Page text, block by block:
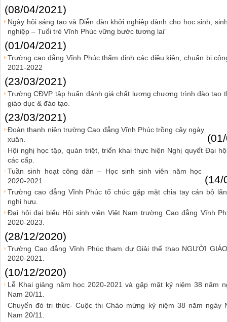
(08/04/2021)
Ngày hội sáng tạo và Diễn đàn khởi nghiệp dành cho học sinh,
nghiệp – Tuổi trẻ Vĩnh Phúc vững bước tương lai”
(01/04/2021)
Trường cao đẳng Vĩnh Phúc thẩm định các điều kiện, chuẩn bị
2021-2022
(23/03/2021)
Trường CĐVP tập huấn đánh giá chất lượng chương trình đào tạo
giáo dục & đào tạo.
(23/03/2021)
Đoàn thanh niên trường Cao đẳng Vĩnh Phúc trồng cây ngày
xuân.
Hội nghị học tập, quán triệt, triển khai thực hiện Nghị quyết Đại
các cấp.
Tuần sinh hoạt công dân – Học sinh sinh viên năm học
2020-2021
(14/
Trường cao đẳng Vĩnh Phúc tổ chức gặp mặt chia tay cán bộ
nghỉ hưu.
Đại hội đại biểu Hội sinh viên Việt Nam trường Cao đẳng Vĩnh
2020-2023.
(28/12/2020)
Trường Cao đẳng Vĩnh Phúc tham dự Giải thể thao NGƯỜI
2020-2021.
(10/12/2020)
Lễ Khai giảng năm học 2020-2021 và gặp mặt kỷ niệm 38 năm
Nam 20/11.
Chuyến đò tri thức- Cuộc thi Chào mừng kỷ niệm 38 năm ngày
Nam 20/11.